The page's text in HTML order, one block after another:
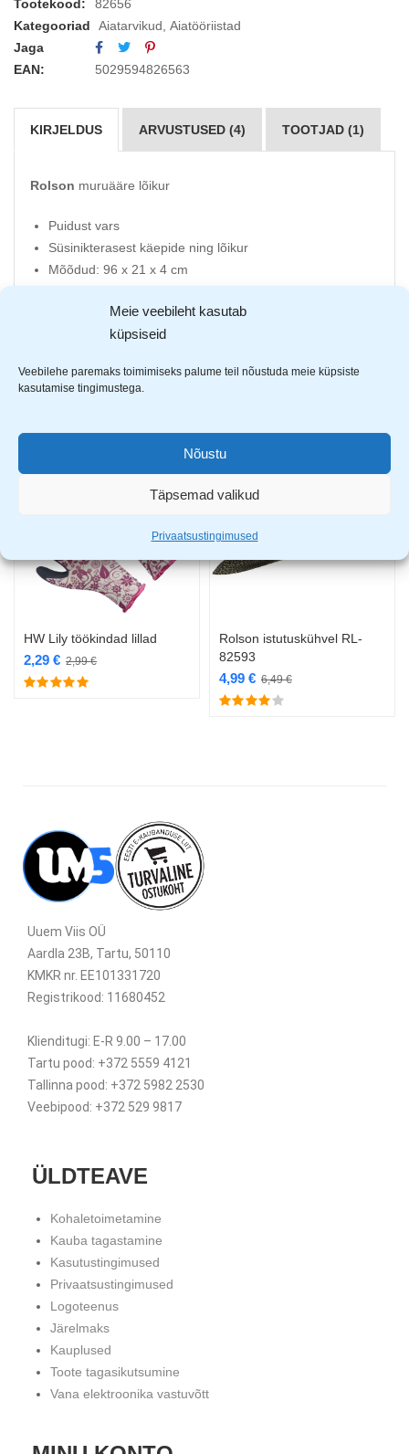
Meie veebileht kasutab
küpsiseid
Veebilehe paremaks toimimiseks palume teil nõustuda meie küpsiste
kasutamise tingimustega.
Nõustu
Täpsemad valikud
Privaatsustingimused
Tootekood:
82656
Kategooriad
Aiatarvikud Aiatööriistad
Jaga
EAN:
5029594826563
KIRJELDUS ARVUSTUSED (4) TOOTJAD (1)
Rolson muruääre lõikur
Puidust vars
Süsinikterasest käepide ning lõikur
Mõõdud: 96 x 21 x 4 cm
NB! Toote mõõtude tõttu ei mahu see pakiautomaati!
Tellida kulleriga või tulla poodi tootele ise järele.
HW Lily töökindad lillad
2,99€
2,29 €
Rolson istutuskühvel RL-
82593
6,49€
4,99 €
Uuem Viis OÜ
Aardla 23B, Tartu, 50110
KMKR nr. EE101331720
Registrikood: 11680452
Klienditugi: E-R 9.00 – 17.00
Tartu pood: +372 5559 4121
Tallinna pood: +372 5982 2530
Veebipood: +372 529 9817
ÜLDTEAVE
Kohaletoimetamine
Kauba tagastamine
Kasutustingimused
Privaatsustingimused
Logoteenus
Järelmaks
Kauplused
Toote tagasikutsumine
Vana elektroonika vastuvõtt